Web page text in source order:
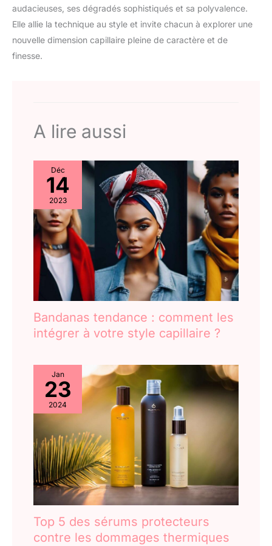
audacieuses, ses dégradés sophistiqués et sa polyvalence.
Elle allie la technique au style et invite chacun à explorer une
nouvelle dimension capillaire pleine de caractère et de
finesse.
A lire aussi
Déc
14
2023
Bandanas tendance : comment les
intégrer à votre style capillaire ?
Jan
23
2024
Top 5 des sérums protecteurs
contre les dommages thermiques